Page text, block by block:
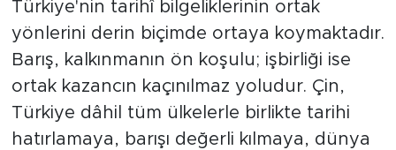
Türkiye'nin tarihî bilgeliklerinin ortak
yönlerini derin biçimde ortaya koymaktadır.
Barış, kalkınmanın ön koşulu; işbirliği ise
ortak kazancın kaçınılmaz yoludur. Çin,
Türkiye dâhil tüm ülkelerle birlikte tarihi
hatırlamaya, barışı değerli kılmaya, dünya